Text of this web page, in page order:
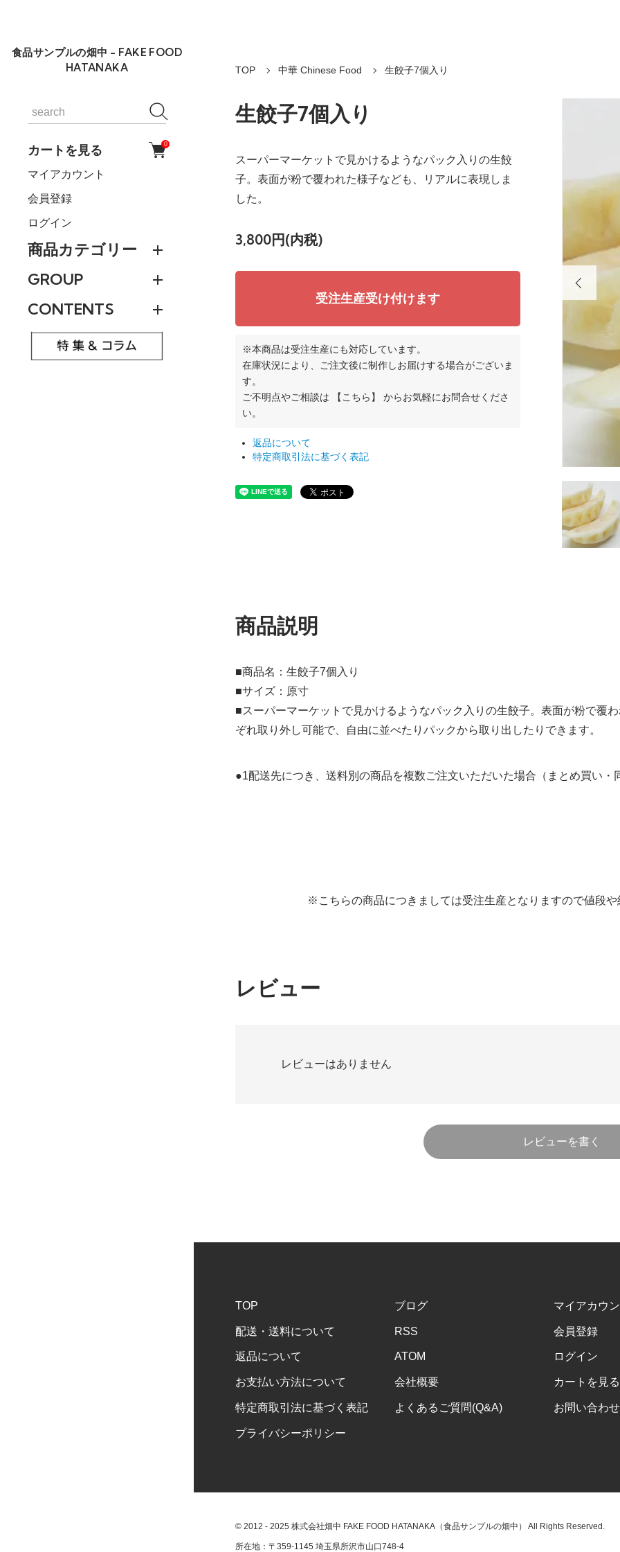
食品サンプルの畑中 - FAKE FOOD
HATANAKA
カートを見る 0
マイアカウント
会員登録
ログイン
商品カテゴリー
GROUP
CONTENTS
TOP 中華 Chinese Food 生餃子7個入り
生餃子7個入り
スーパーマーケットで見かけるようなパック入りの生餃
子。表面が粉で覆われた様子なども、リアルに表現しま
した。
3,800円(内税)
受注生産受け付けます
※本商品は受注生産にも対応しています。
在庫状況により、ご注文後に制作しお届けする場合がございま
す。
ご不明点やご相談は
【こちら】
からお気軽にお問合せくださ
い。
返品について
特定商取引法に基づく表記
商品説明
■商品名：生餃子7個入り
■サイズ：原寸
■スーパーマーケットで見かけるようなパック入りの生餃子。表面が粉で覆
ぞれ取り外し可能で、自由に並べたりパックから取り出したりできます。
●1配送先につき、送料別の商品を複数ご注文いただいた場合（まとめ買い
※こちらの商品につきましては受注生産となりますので値段
レビュー
レビューはありません
レビューを書く
TOP
配送・送料について
返品について
お支払い方法について
特定商取引法に基づく表記
プライバシーポリシー
ブログ
RSS
ATOM
会社概要
よくあるご質問(Q&A)
マイアカウ
会員登録
ログイン
カートを見る
お問い合わせ
© 2012 - 2025 株式会社畑中 FAKE FOOD HATANAKA（食品サンプルの畑中） All Rights Reserved.
所在地：〒359-1145 埼玉県所沢市山口748-4